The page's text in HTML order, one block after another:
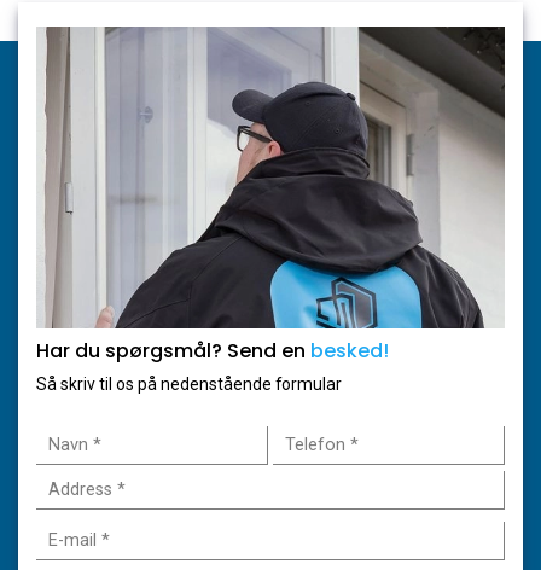
Har du spørgsmål? Send en besked!
Så skriv til os på nedenstående formular